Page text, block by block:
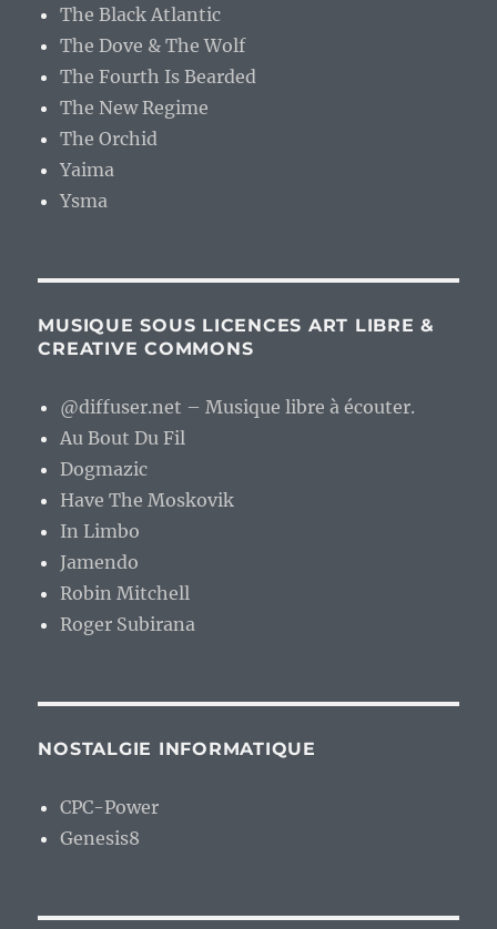
The Black Atlantic
The Dove & The Wolf
The Fourth Is Bearded
The New Regime
The Orchid
Yaima
Ysma
MUSIQUE SOUS LICENCES ART LIBRE &
CREATIVE COMMONS
@diffuser.net – Musique libre à écouter.
Au Bout Du Fil
Dogmazic
Have The Moskovik
In Limbo
Jamendo
Robin Mitchell
Roger Subirana
NOSTALGIE INFORMATIQUE
CPC-Power
Genesis8